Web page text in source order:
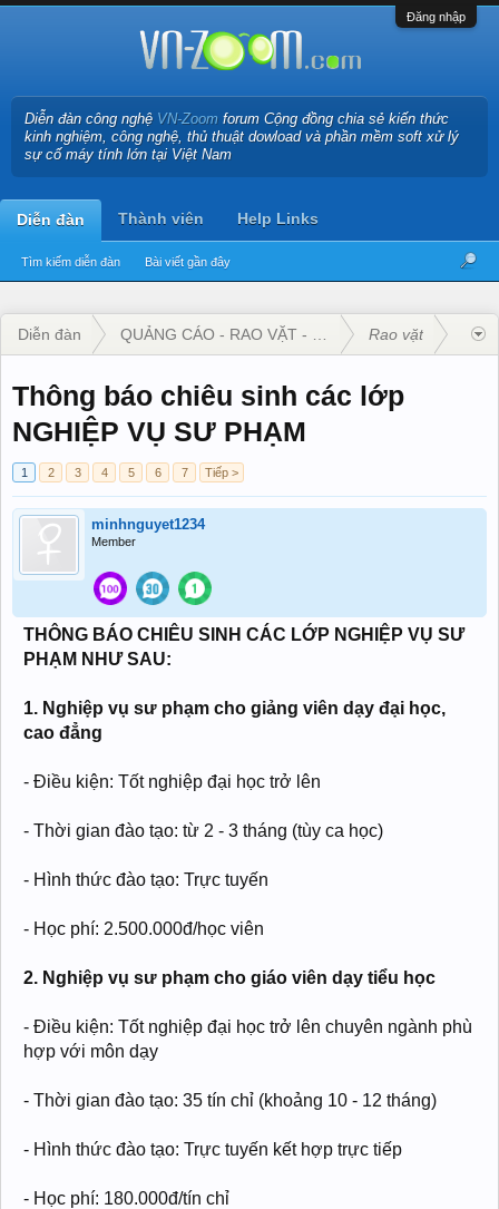
Đăng nhập
Diễn đàn công nghệ VN-Zoom forum Cộng đồng chia sẻ kiến thức
kinh nghiệm, công nghệ, thủ thuật dowload và phần mềm soft xử lý
sự cố máy tính lớn tại Việt Nam
Diễn đàn
Tìm kiếm diễn đàn Bài viết gần đây
Thành viên Help Links
Diễn đàn QUẢNG CÁO - RAO VẶT - KINH DOANH
Rao vặt
Thông báo chiêu sinh các lớp
NGHIỆP VỤ SƯ PHẠM
1 2 3 4 5 6 7 Tiếp >
minhnguyet1234
Member
THÔNG BÁO CHIÊU SINH CÁC LỚP NGHIỆP VỤ SƯ
PHẠM NHƯ SAU:
1. Nghiệp vụ sư phạm cho giảng viên dạy đại học,
cao đẳng
- Điều kiện: Tốt nghiệp đại học trở lên
- Thời gian đào tạo: từ 2 - 3 tháng (tùy ca học)
- Hình thức đào tạo: Trực tuyến
- Học phí: 2.500.000đ/học viên
2. Nghiệp vụ sư phạm cho giáo viên dạy tiểu học
- Điều kiện: Tốt nghiệp đại học trở lên chuyên ngành phù
hợp với môn dạy
- Thời gian đào tạo: 35 tín chỉ (khoảng 10 - 12 tháng)
- Hình thức đào tạo: Trực tuyến kết hợp trực tiếp
- Học phí: 180.000đ/tín chỉ